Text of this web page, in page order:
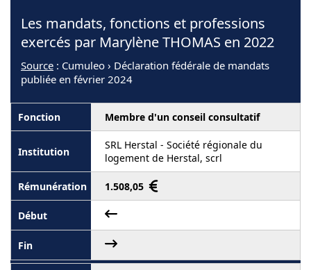
Les mandats, fonctions et professions
exercés par Marylène THOMAS en 2022
Source : Cumuleo › Déclaration fédérale de mandats
publiée en février 2024
Membre d'un conseil consultatif
SRL Herstal - Société régionale du
logement de Herstal, scrl
1.508,05